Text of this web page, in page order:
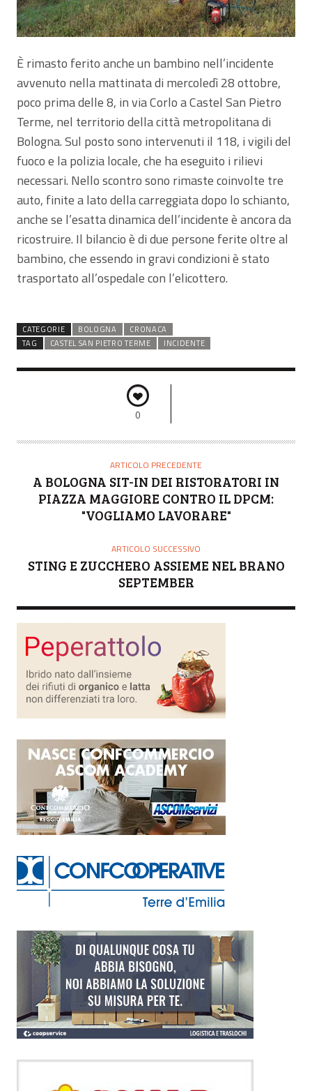
È rimasto ferito anche un bambino nell’incidente
avvenuto nella mattinata di mercoledì 28 ottobre,
poco prima delle 8, in via Corlo a Castel San Pietro
Terme, nel territorio della città metropolitana di
Bologna. Sul posto sono intervenuti il 118, i vigili del
fuoco e la polizia locale, che ha eseguito i rilievi
necessari. Nello scontro sono rimaste coinvolte tre
auto, finite a lato della carreggiata dopo lo schianto,
anche se l’esatta dinamica dell’incidente è ancora da
ricostruire. Il bilancio è di due persone ferite oltre al
bambino, che essendo in gravi condizioni è stato
trasportato all’ospedale con l’elicottero.
CATEGORIE BOLOGNA
CRONACA
TAG
CASTEL SAN PIETRO TERME INCIDENTE
0
ARTICOLO PRECEDENTE
A BOLOGNA SIT-IN DEI RISTORATORI IN
PIAZZA MAGGIORE CONTRO IL DPCM:
"VOGLIAMO LAVORARE"
ARTICOLO SUCCESSIVO
STING E ZUCCHERO ASSIEME NEL BRANO
SEPTEMBER